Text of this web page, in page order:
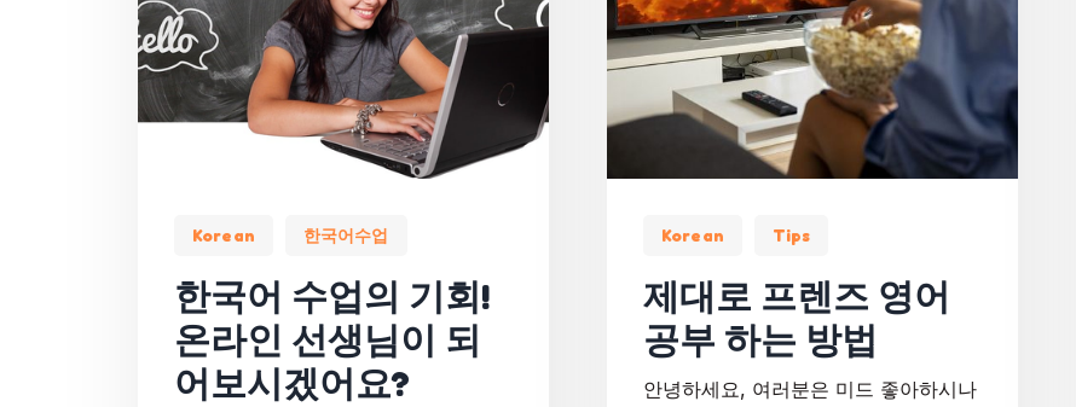
Korean 한국어수업
한국어 수업의 기회!
온라인 선생님이 되
어보시겠어요?
Korean Tips
제대로 프렌즈 영어
공부 하는 방법
안녕하세요, 여러분은 미드 좋아하시나